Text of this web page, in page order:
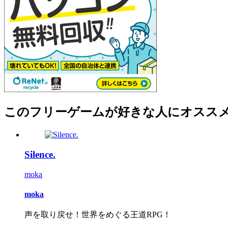
このフリーゲームが好きな人にオスス
Silence.
moka
moka
声を取り戻せ！世界をめぐる王道RPG！